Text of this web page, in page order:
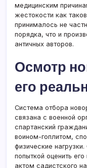
медицинским
жестокости как
принималось не
порядка, что и
античных авторов.
Осмотр
его
Система отбора
связана с военной
спартанский
воином-гоплитом,
физические
попыткой оценить
актом садистского